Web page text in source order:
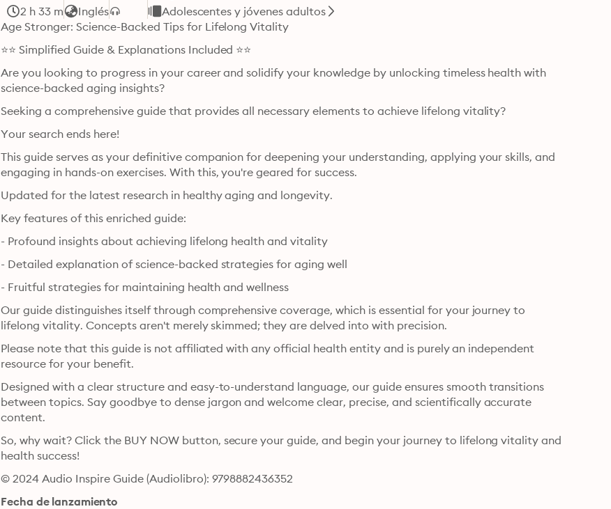
2 h 33 m Inglés
Adolescentes y jóvenes adultos
Age Stronger: Science-Backed Tips for Lifelong Vitality
⭐⭐ Simplified Guide & Explanations Included ⭐⭐
Are you looking to progress in your career and solidify your knowledge by unlocking timeless health with
science-backed aging insights?
Seeking a comprehensive guide that provides all necessary elements to achieve lifelong vitality?
Your search ends here!
This guide serves as your definitive companion for deepening your understanding, applying your skills, and
engaging in hands-on exercises. With this, you're geared for success.
Updated for the latest research in healthy aging and longevity.
Key features of this enriched guide:
- Profound insights about achieving lifelong health and vitality
- Detailed explanation of science-backed strategies for aging well
- Fruitful strategies for maintaining health and wellness
Our guide distinguishes itself through comprehensive coverage, which is essential for your journey to
lifelong vitality. Concepts aren't merely skimmed; they are delved into with precision.
Please note that this guide is not affiliated with any official health entity and is purely an independent
resource for your benefit.
Designed with a clear structure and easy-to-understand language, our guide ensures smooth transitions
between topics. Say goodbye to dense jargon and welcome clear, precise, and scientifically accurate
content.
So, why wait? Click the BUY NOW button, secure your guide, and begin your journey to lifelong vitality and
health success!
© 2024 Audio Inspire Guide (Audiolibro): 9798882436352
Fecha de lanzamiento